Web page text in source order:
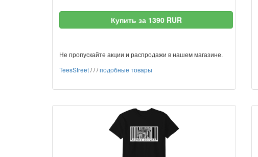
Купить за 1390 RUR
Не пропускайте акции и распродажи в нашем магазине.
TeesStreet///подобные товары